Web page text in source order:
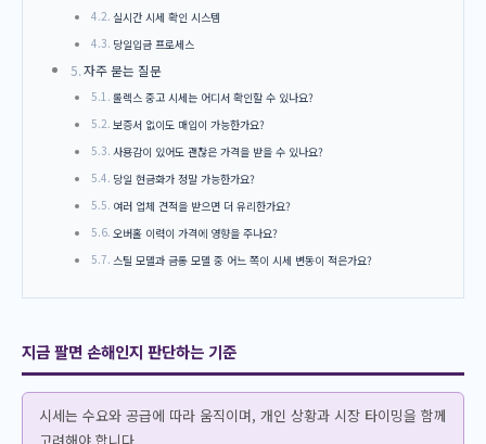
실시간 시세 확인 시스템
당일입금 프로세스
자주 묻는 질문
롤렉스 중고 시세는 어디서 확인할 수 있나요?
보증서 없이도 매입이 가능한가요?
사용감이 있어도 괜찮은 가격을 받을 수 있나요?
당일 현금화가 정말 가능한가요?
여러 업체 견적을 받으면 더 유리한가요?
오버홀 이력이 가격에 영향을 주나요?
스틸 모델과 금통 모델 중 어느 쪽이 시세 변동이 적은가요?
지금 팔면 손해인지 판단하는 기준
시세는 수요와 공급에 따라 움직이며, 개인 상황과 시장 타이밍을 함께